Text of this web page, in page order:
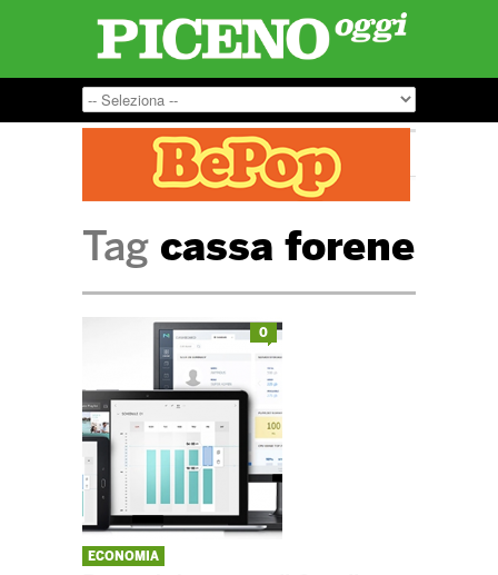
Tag cassa forene
0
ECONOMIA